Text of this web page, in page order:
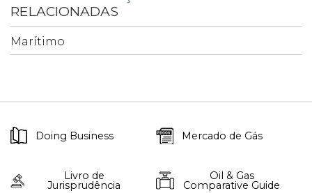
RELACIONADAS
Marítimo
Doing Business Mercado de Gás
Livro de
Jurisprudência
Oil & Gas
Comparative Guide